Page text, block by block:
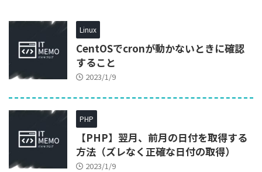
Linux
CentOSでcronが動かないときに確認
すること
2023/1/9
PHP
【PHP】翌月、前月の日付を取得する
方法（ズレなく正確な日付の取得）
2023/1/9